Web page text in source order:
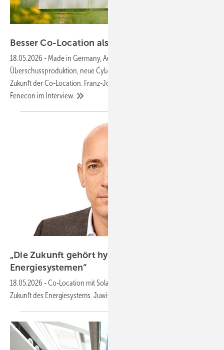
Besser Co-Location als
18.05.2026 - Made in Germany, Automotive-Batterien aus
Überschussproduktion, neue Cybersicherheitsvorgaben und die
Zukunft der Co-Location. Franz-Josef und Stefan Feilmeier von
Fenecon im Interview.
„Die Zukunft gehört hybriden
Energiesystemen“
18.05.2026 -Co-Location mit Solar, Wind und Speicher – und die
Zukunft des Energiesystems. Juwi-Chef Backhaus im